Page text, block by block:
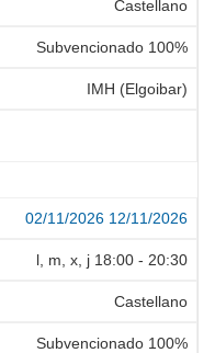
Castellano
Subvencionado 100%
IMH (Elgoibar)
02/11/2026 12/11/2026
l, m, x, j 18:00 - 20:30
Castellano
Subvencionado 100%